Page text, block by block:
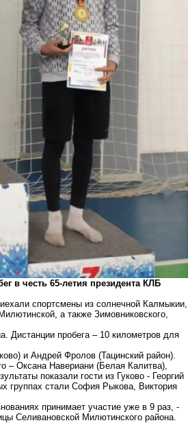
в честь 65-летия президента КЛБ
спортсмены из солнечной Калмыкии,
а также Зимовниковского,
Дистанции пробега – 10 километров для
и Андрей Фролов (Тацинский район).
– Оксана Навериани (Белая Калитва),
показали гости из Гуково - Георгий
группах стали София Рыкова, Виктория
принимает участие уже в 9 раз, -
Селивановской Милютинского района.